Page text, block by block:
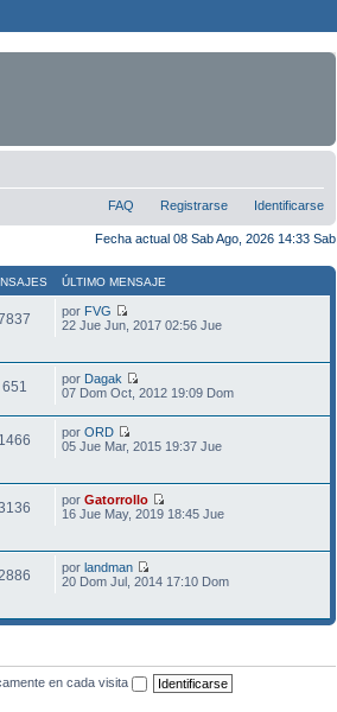
FAQ Registrarse Identificarse
Fecha actual 08 Sab Ago, 2026 14:33 Sab
ÚLTIMO MENSAJE
por FVG
22 Jue Jun, 2017 02:56 Jue
651 por Dagak
07 Dom Oct, 2012 19:09 Dom
1466 por ORD
05 Jue Mar, 2015 19:37 Jue
por Gatorrollo
16 Jue May, 2019 18:45 Jue
por landman
20 Dom Jul, 2014 17:10 Dom
en cada visita